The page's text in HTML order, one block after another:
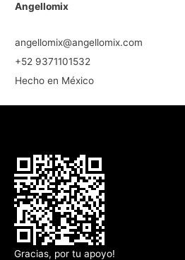
Angellomix
angellomix@angellomix.com
+52 9371101532
Hecho en México
Gracias, por tu apoyo!